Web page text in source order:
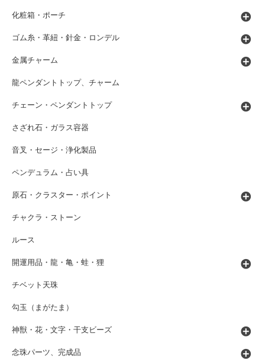
化粧箱・ポーチ
ゴム糸・革紐・針金・ロンデル
金属チャーム
龍ペンダントトップ、チャーム
チェーン・ペンダントトップ
さざれ石・ガラス容器
音叉・セージ・浄化製品
ペンデュラム・占い具
原石・クラスター・ポイント
チャクラ・ストーン
ルース
開運用品・龍・亀・蛙・狸
チベット天珠
勾玉（まがたま）
神獣・花・文字・干支ビーズ
念珠パーツ、完成品